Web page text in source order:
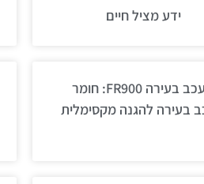
ידע מציל חיים
מעכב בעירה FR900: חומר
בעירה להגנה מקסימלית